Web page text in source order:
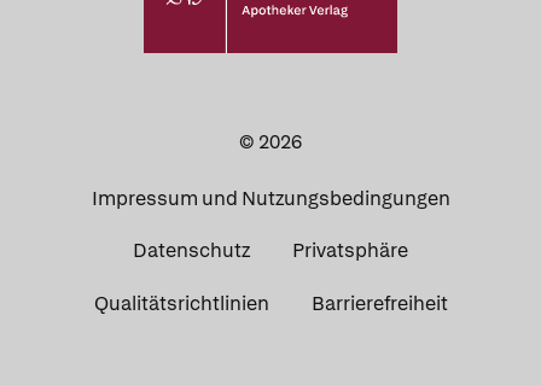
© 2026
Impressum und Nutzungsbedingungen
Datenschutz Privatsphäre
Qualitätsrichtlinien Barrierefreiheit